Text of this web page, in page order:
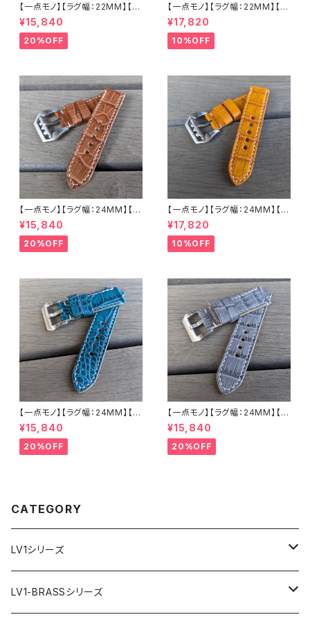
【一点モノ】【ラグ幅：22MM】【手
縫い】【ストレート型】【2P-ALE
M22o-1】アリゲーター 腹ワニ
エメラルド 国産なめしの本革 下
地 オイル ヌメ革 ハンドメイド
¥15,840
20%OFF
【一点モノ】【ラグ幅：22MM】【ス
トレート型】【2P-ALWHEAT22
-1】アリゲーター 腹ワニ テイル
ウィート/ベージュ 国産なめしの
本革 下地 ヌメ革ナチュラル ハ
¥17,820
10%OFF
【一点モノ】【ラグ幅：24MM】【手
縫い】【ストレート型】【2P-ALBR
24S-1】アリゲーター 腹ワニ テ
イル ウォルナット/カフェブラウン
国産なめしの本革 下地 ヌメ革
LEVEL7
¥15,840
20%OFF
【一点モノ】【ラグ幅：24MM】【手
縫い】【ストレート型】【2P-ALLB
R24S-1】アリゲーター 腹ワニ
テイル タバック/オレンジイエロ
ー 国産なめしの本革 下地 ヌメ
LEVEL7
¥17,820
10%OFF
【一点モノ】【ラグ幅：24MM】【手
縫い】【ストレート型】【2P-ALE
M24S-1】アリゲーター 腹ワニ
エメラルド 国産なめしの本革 下
地 ヌメ革キャメル ハンドメイド
¥15,840
20%OFF
【一点モノ】【ラグ幅：24MM】【手
縫い】【ストレート型】【2P-ALG
Y24S-1】アリゲーター 腹ワニ
グレー 国産なめしの本革 下地
オイル仕立てのヌメ革 ハンドメ
¥15,840
20%OFF
CATEGORY
LV1シリーズ
AR文字盤
LV1-BRASSシリーズ